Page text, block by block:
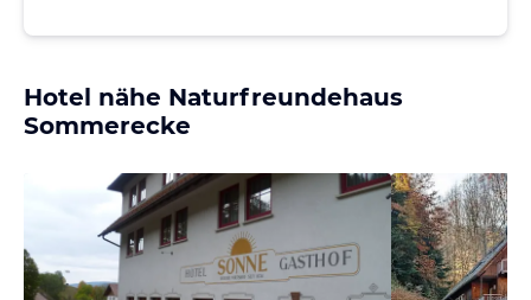
Hotel nähe Naturfreundehaus
Sommerecke